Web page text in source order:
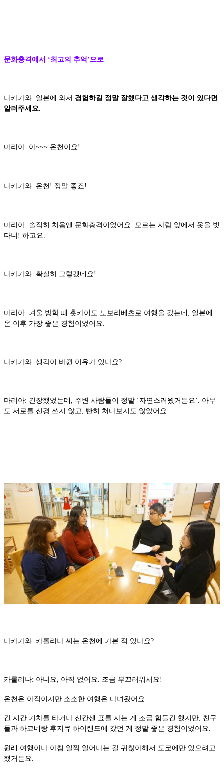
문화충격에서 ‘최고의 추억’으로
나카가와: 일본에 와서 경험하길 정말 잘했다고 생각하는 것이 있다면
알려주세요.
마리아: 아~~~ 온천이요!
나카가와: 온천! 정말 좋죠!
마리아: 솔직히 처음엔 문화충격이었어요. 모르는 사람 앞에서 옷을 벗
다니! 하고요.
나카가와: 확실히 그렇겠네요!
마리아: 겨울 방학 때 홋카이도 노보리베츠로 여행을 갔는데, 일본에
온 이후 가장 좋은 경험이었어요.
나카가와: 생각이 바뀐 이유가 있나요?
마리아: 긴장했었는데, 주변 사람들이 정말 ‘자연스러웠거든요’. 아무
도 서로를 신경 쓰지 않고, 빤히 쳐다보지도 않았어요.
나카가와: 카롤리나 씨는 온천에 가본 적 있나요?
카롤리나: 아니요, 아직 없어요. 조금 부끄러워서요!
온천은 아직이지만 소소한 여행은 다녀왔어요.
긴 시간 기차를 타거나 신칸센 표를 사는 게 조금 힘들긴 했지만, 친구
들과 하코네랑 후지큐 하이랜드에 갔던 게 정말 좋은 경험이었어요.
원래 여행이나 아침 일찍 일어나는 걸 귀찮아해서 도쿄에만 있으려고
했거든요.